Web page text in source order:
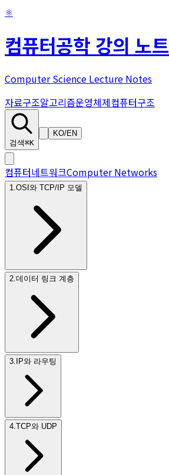
⚛
컴퓨터공학 강의 노트
Computer Science Lecture Notes
자료구조알고리즘운영체제컴퓨터구조
검색⌘K
KO/EN
컴퓨터네트워크Computer Networks
1 OSI와 TCP/IP 모델
2 데이터 링크 계층
3 IP와 라우팅
4 TCP와 UDP